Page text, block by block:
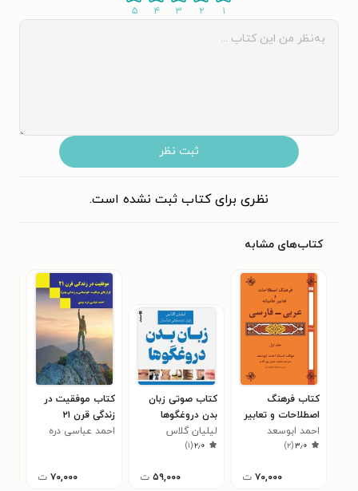
۱ ۲ ۳ ۴ ۵
ثبت نظر
نظری برای کتاب ثبت نشده است.
کتاب‌های مشابه
کتاب فرهنگ
اصطلاحات و تعابیر
عامیانه عربی -
فارسی (جلد اول)
احمد ابوسعد
۳٫۰(۲)
۷۰,۰۰۰ ت
کتاب صوتی زبان
بدن دروغگوها
(خلاصه کتاب)
لیلیان گلاس
۲٫۰(۱)
۵۹,۰۰۰ ت
کتاب موفقیت در
زندگی قرن ۲۱
احمد عباسی دره
۷۰,۰۰۰ ت